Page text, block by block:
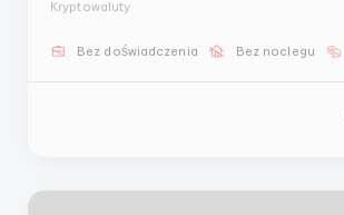
моделей — 📸 фото — 💬 переписка — 🖤
Kryptowaluty
Bez doświadczenia Bez noclegu